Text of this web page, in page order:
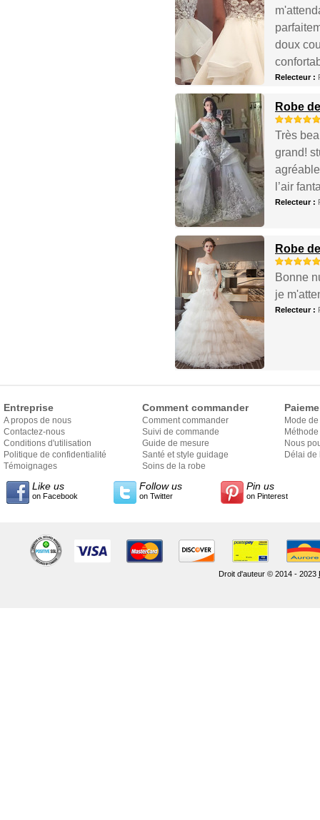
doux
Relecteur :
Robe
Très
grand!
l’air
Relecteur :
Robe
Bonne
je
Relecteur :
Entreprise
A propos de nous
Contactez-nous
Conditions d'utilisation
Politique de confidentialité
Témoignages
Comment commander
Comment commander
Suivi de commande
Guide de mesure
Santé et style guidage
Soins de la robe
Mode
Nous
Délai de
Like us
on Facebook
Follow us
on Twitter
Pin us
on Pinterest
Droit d'auteur © 2014 - 2023